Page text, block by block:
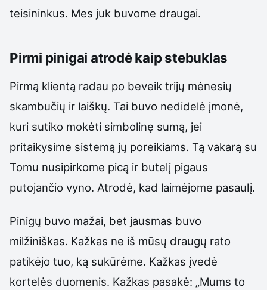
teisininkus. Mes juk buvome draugai.
Pirmi pinigai atrodė kaip stebuklas
Pirmą klientą radau po beveik trijų mėnesių
skambučių ir laiškų. Tai buvo nedidelė įmonė,
kuri sutiko mokėti simbolinę sumą, jei
pritaikysime sistemą jų poreikiams. Tą vakarą su
Tomu nusipirkome picą ir butelį pigaus
putojančio vyno. Atrodė, kad laimėjome pasaulį.
Pinigų buvo mažai, bet jausmas buvo
milžiniškas. Kažkas ne iš mūsų draugų rato
patikėjo tuo, ką sukūrėme. Kažkas įvedė
kortelės duomenis. Kažkas pasakė: „Mums to